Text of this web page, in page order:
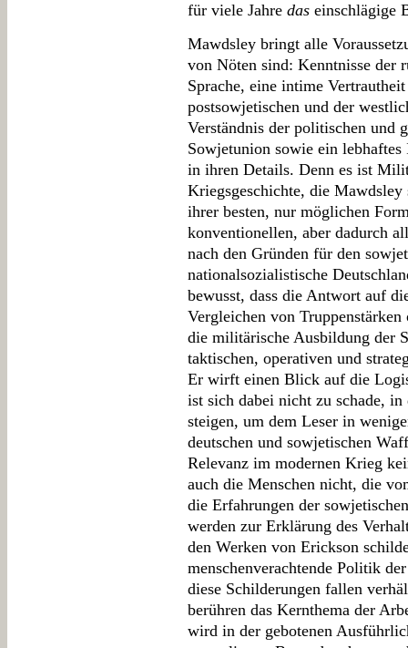
für viele Jahre das einschlägige
Mawdsley bringt alle
von Nöten sind: Kenntnisse der
Sprache, eine intime
postsowjetischen und der
Verständnis der politischen und
Sowjetunion sowie ein
in ihren Details. Denn es ist
Kriegsgeschichte, die
ihrer besten, nur möglichen
konventionellen, aber dadurch
nach den Gründen für den
nationalsozialistische
bewusst, dass die Antwort auf
Vergleichen von
die militärische Ausbildung der
taktischen, operativen und
Er wirft einen Blick auf die
ist sich dabei nicht zu schade,
steigen, um dem Leser in
deutschen und sowjetischen
Relevanz im modernen Krieg
auch die Menschen nicht, die
die Erfahrungen der
werden zur Erklärung des
den Werken von Erickson
menschenverachtende Politik
diese Schilderungen fallen
berühren das Kernthema der
wird in der gebotenen